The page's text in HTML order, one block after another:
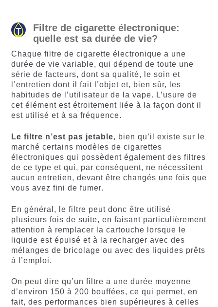
Filtre de cigarette électronique:
quelle est sa durée de vie?
Chaque filtre de cigarette électronique a une
durée de vie variable, qui dépend de toute une
série de facteurs, dont sa qualité, le soin et
l’entretien dont il fait l’objet et, bien sûr, les
habitudes de l’utilisateur de la vape. L’usure de
cet élément est étroitement liée à la façon dont il
est utilisé et à sa fréquence.
Le filtre n’est pas jetable, bien qu’il existe sur le
marché certains modèles de cigarettes
électroniques qui possèdent également des filtres
de ce type et qui, par conséquent, ne nécessitent
aucun entretien, devant être changés une fois que
vous avez fini de fumer.
En général, le filtre peut donc être utilisé
plusieurs fois de suite, en faisant particulièrement
attention à remplacer la cartouche lorsque le
liquide est épuisé et à la recharger avec des
mélanges de bricolage ou avec des liquides prêts
à l’emploi.
On peut dire qu’un filtre a une durée moyenne
d’environ 150 à 200 bouffées, ce qui permet, en
fait, des performances bien supérieures à celles